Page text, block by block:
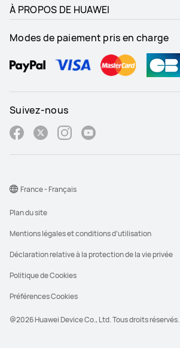
À PROPOS DE HUAWEI
Modes de paiement pris en charge
Suivez-nous
@2026 Huawei Device Co., Ltd. Tous droits réservés.
Plan du site
Mentions légales et conditions d’utilisation
Déclaration relative à la protection de la vie privée
Politique de Cookies
Préférences Cookies
France - Français